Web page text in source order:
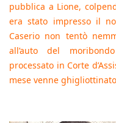
pubblica a Lione,
era stato impresso il
Caserio non tentò
all’auto del
processato in Corte
mese venne ghigliottinato